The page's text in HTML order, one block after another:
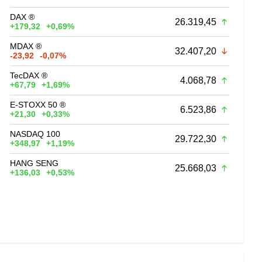
DAX ®
+179,32
+0,69% 26.319,45
MDAX ®
-23,92
-0,07% 32.407,20
TecDAX ®
+67,79
+1,69% 4.068,78
E-STOXX 50 ®
+21,30
+0,33% 6.523,86
NASDAQ 100
+348,97
+1,19% 29.722,30
HANG SENG
+136,03
+0,53% 25.668,03